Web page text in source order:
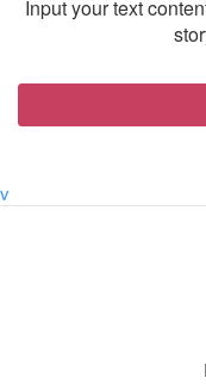
Input your text
v
FB